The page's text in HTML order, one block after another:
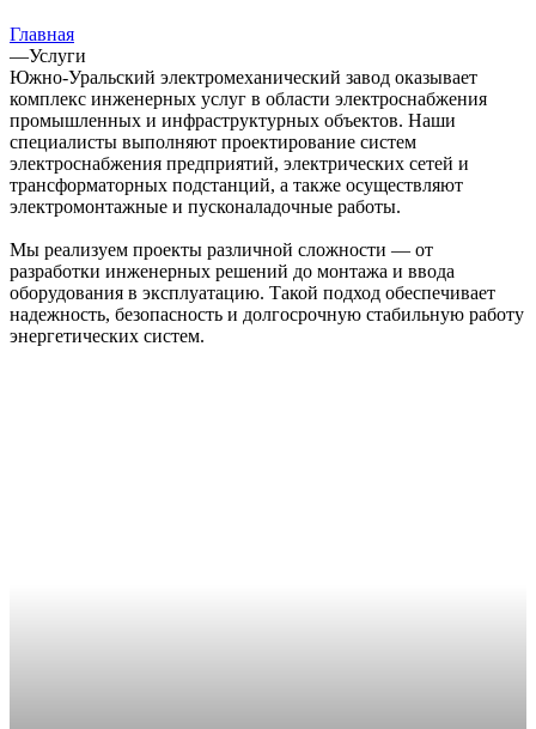
Главная
—Услуги
Южно-Уральский электромеханический завод оказывает
комплекс инженерных услуг в области электроснабжения
промышленных и инфраструктурных объектов. Наши
специалисты выполняют проектирование систем
электроснабжения предприятий, электрических сетей и
трансформаторных подстанций, а также осуществляют
электромонтажные и пусконаладочные работы.
Мы реализуем проекты различной сложности — от
разработки инженерных решений до монтажа и ввода
оборудования в эксплуатацию. Такой подход обеспечивает
надежность, безопасность и долгосрочную стабильную работу
энергетических систем.